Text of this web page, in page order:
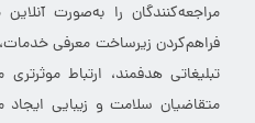
مراجعه‌کنندگان را به‌صورت
فراهم‌کردن زیرساخت معرفی خدمات،
تبلیغاتی هدفمند، ارتباط
متقاضیان سلامت و زیبایی